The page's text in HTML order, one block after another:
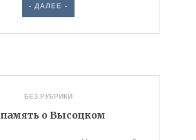
- ДАЛЕЕ -
БЕЗ РУБРИКИ
о Высоцком